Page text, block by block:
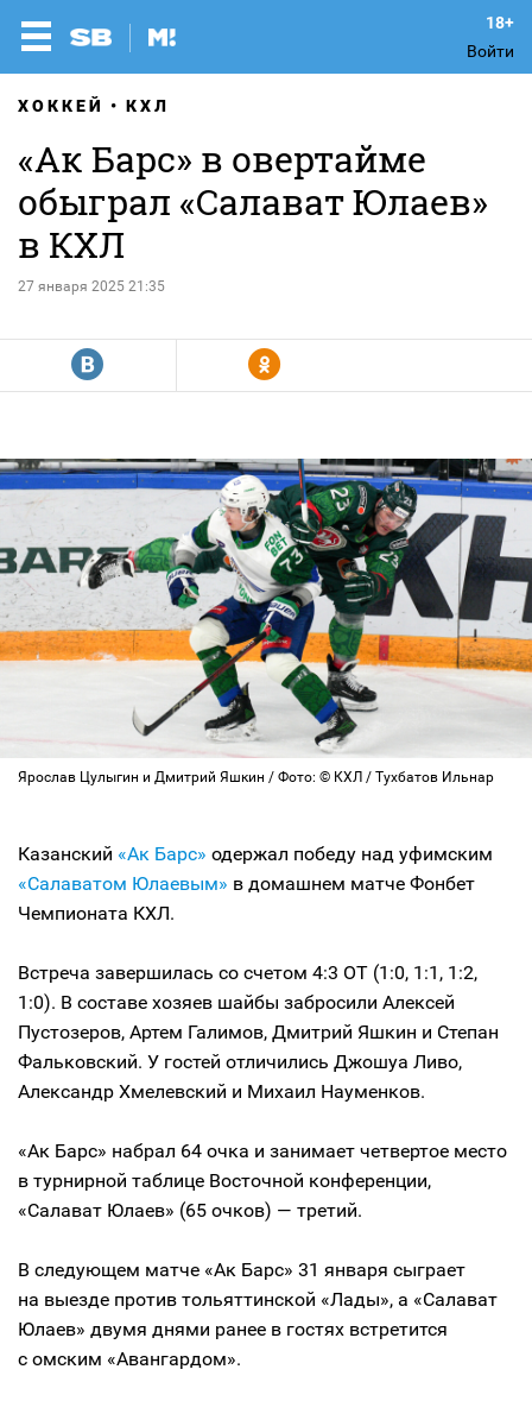
Войти
ХОККЕЙ КХЛ
«Ак Барс» в овертайме
обыграл «Салават Юлаев»
в КХЛ
27 января 2025 21:35
R Y
Ярослав Цулыгин и Дмитрий Яшкин / Фото: © КХЛ / Тухбатов Ильнар
Казанский «Ак Барс» одержал победу над уфимским
«Салаватом Юлаевым» в домашнем матче Фонбет
Чемпионата КХЛ.
Встреча завершилась со счетом 4:3 ОТ (1:0, 1:1, 1:2,
1:0). В составе хозяев шайбы забросили Алексей
Пустозеров, Артем Галимов, Дмитрий Яшкин и Степан
Фальковский. У гостей отличились Джошуа Ливо,
Александр Хмелевский и Михаил Науменков.
«Ак Барс» набрал 64 очка и занимает четвертое место
в турнирной таблице Восточной конференции,
«Салават Юлаев» (65 очков) — третий.
В следующем матче «Ак Барс» 31 января сыграет
на выезде против тольяттинской «Лады», а «Салават
Юлаев» двумя днями ранее в гостях встретится
с омским «Авангардом».